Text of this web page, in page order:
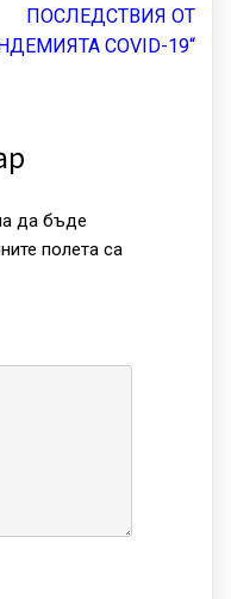
ПОСЛЕДСТВИЯ ОТ
COVID-19“
да бъде
полета са